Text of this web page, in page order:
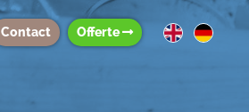
Contact Offerte